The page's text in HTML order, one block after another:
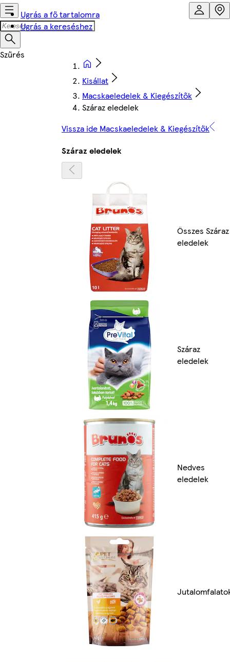
Ugrás a fő tartalomra
Ugrás a kereséshez
Kisállat
Macskaeledelek & Kiegészítők
Száraz eledelek
Vissza ide Macskaeledelek & Kiegészítők
Száraz eledelek
Összes Száraz
eledelek
Száraz
eledelek
Nedves
eledelek